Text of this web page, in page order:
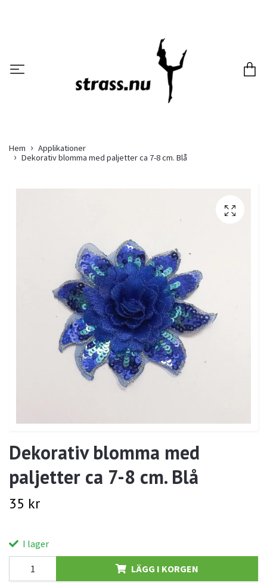
Hem
Applikationer
Dekorativ blomma med paljetter ca 7-8 cm. Blå
Dekorativ blomma med
paljetter ca 7-8 cm. Blå
35 kr
I lager
LÄGG I KORGEN